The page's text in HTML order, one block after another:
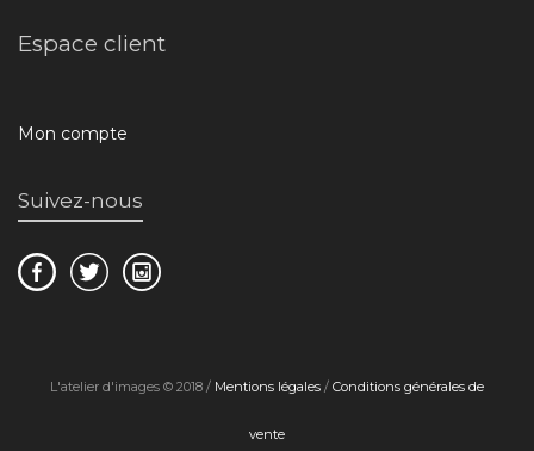
Espace client
Mon compte
Suivez-nous
L'atelier d'images © 2018 / Mentions légales / Conditions générales de
vente